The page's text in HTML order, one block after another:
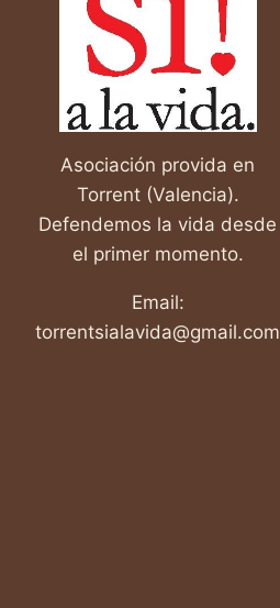
NO
SE
LES
DEJA
NACER
EN
Asociación provida en
Torrent (Valencia).
Defendemos la vida desde
el primer momento.
Email:
torrentsialavida@gmail.com